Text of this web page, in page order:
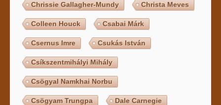
Chrissie Gallagher-Mundy Christa Meves
Colleen Houck Csabai Márk
Csernus Imre Csukás István
Csíkszentmihályi Mihály
Csögyal Namkhai Norbu
Csögyam Trungpa Dale Carnegie